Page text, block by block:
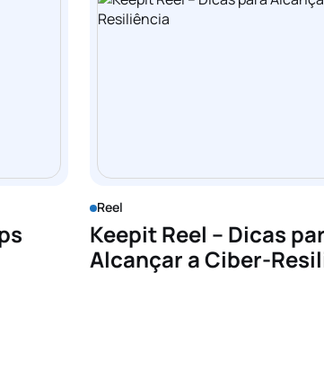
Reel
Keepit Reel – Dicas
Alcançar a Ciber-